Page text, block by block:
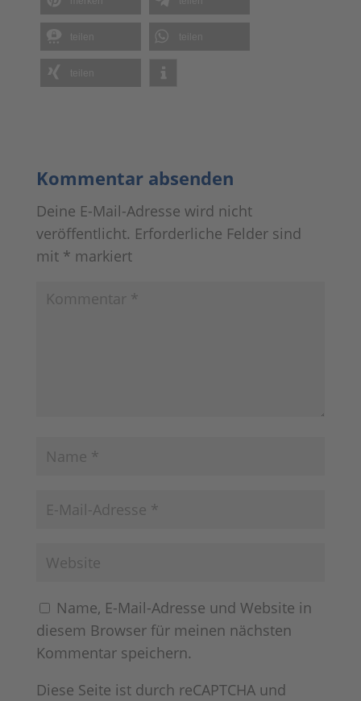
Kommentar absenden
Deine E-Mail-Adresse wird nicht
veröffentlicht. Erforderliche Felder sind
mit * markiert
Name, E-Mail-Adresse und Website in
diesem Browser für meinen nächsten
Kommentar speichern.
Diese Seite ist durch reCAPTCHA und